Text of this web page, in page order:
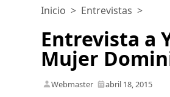
Inicio > Entrevistas >
Entrevista a
Mujer
Webmaster abril 18, 2015